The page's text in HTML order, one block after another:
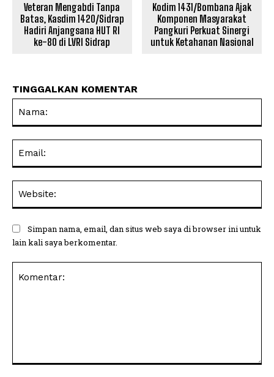
Veteran Mengabdi Tanpa
Batas, Kasdim 1420/Sidrap
Hadiri Anjangsana HUT RI
ke-80 di LVRI Sidrap
Kodim 1431/Bombana Ajak
Komponen Masyarakat
Pangkuri Perkuat Sinergi
untuk Ketahanan Nasional
TINGGALKAN KOMENTAR
Simpan nama, email, dan situs web saya di browser ini untuk
lain kali saya berkomentar.